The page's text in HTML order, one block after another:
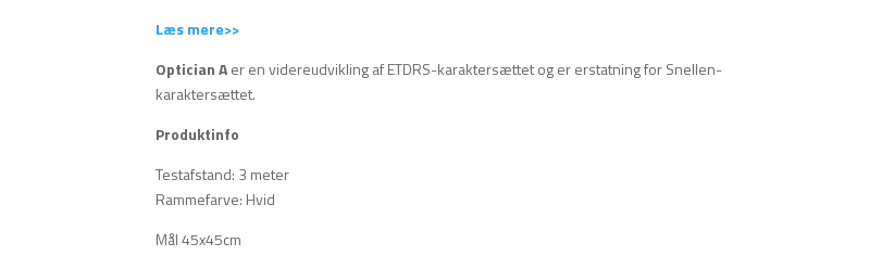
Læs mere>>
Optician Aer en videreudvikling af ETDRS-karaktersættet og er erstatning for Snellen-
karaktersættet.
Produktinfo
Testafstand: 3 meter
Rammefarve: Hvid
Mål 45x45cm